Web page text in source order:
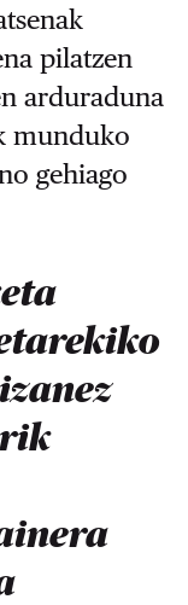
pilatzen
arduraduna
munduko
gehiago